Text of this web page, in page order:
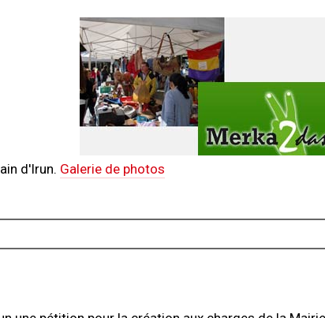
d'Irun. Galerie de photos